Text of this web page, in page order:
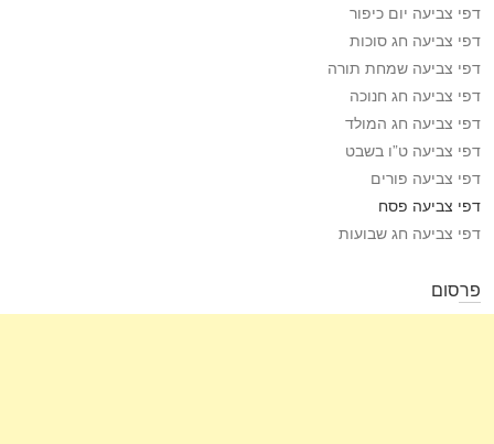
דפי צביעה יום כיפור
דפי צביעה חג סוכות
דפי צביעה שמחת תורה
דפי צביעה חג חנוכה
דפי צביעה חג המולד
דפי צביעה ט”ו בשבט
דפי צביעה פורים
דפי צביעה פסח
דפי צביעה חג שבועות
פרסום